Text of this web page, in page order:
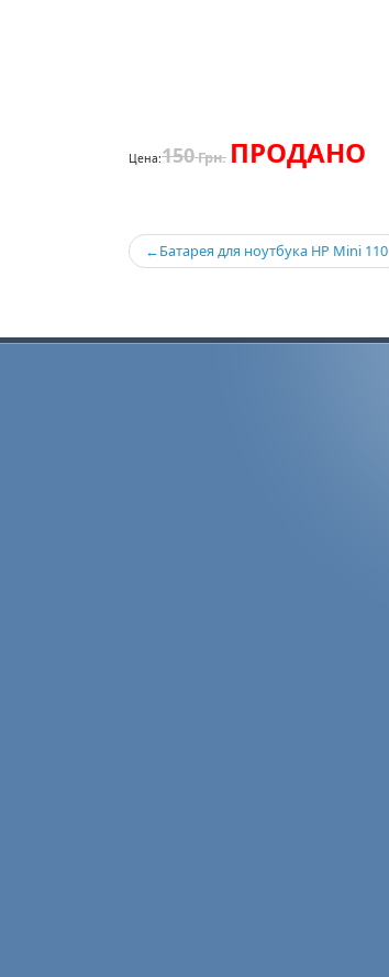
Цена:150Грн. ПРОДАНО
Навигация
Батарея для ноутбука HP Mini 110